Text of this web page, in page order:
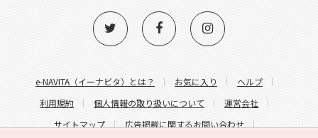
e-NAVITA（イーナビタ）とは？ お気に入り
ヘルプ
利用規約
個人情報の取り扱いについて
運営会社
サイトマップ
広告掲載に関するお問い合わせ